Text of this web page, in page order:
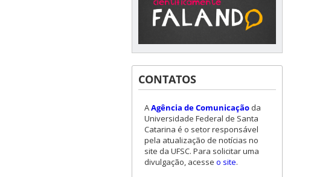
CONTATOS
AAgência de Comunicação da
Universidade Federal de Santa
Catarina é o setor responsável
pela atualização de notícias no
site da UFSC. Para solicitar uma
divulgação, acesse o site.